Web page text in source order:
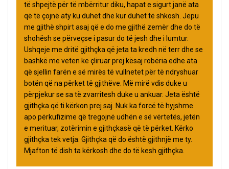
të shpejtë për të mbërritur diku, hapat e sigurt janë ata
që të çojnë aty ku duhet dhe kur duhet të shkosh. Jepu
me gjithë shpirt asaj që e do me gjithë zemër dhe do të
shohësh se përveçse i pasur do të jesh dhe i lumtur.
Ushqeje me dritë gjithçka që jeta ta kredh në terr dhe se
bashkë me veten ke çliruar prej kësaj robëria edhe ata
që sjellin farën e së mirës të vullnetet për të ndryshuar
botën që na përket të gjithëve. Më mirë vdis duke u
përpjekur se sa të zvarritesh duke u ankuar. Jeta është
gjithçka që ti kërkon prej saj. Nuk ka forcë të hyjshme
apo përkufizime që tregojnë udhën e së vërtetës, jetën
e merituar, zotërimin e gjithçkasë që të përket. Kërko
gjithçka tek vetja. Gjithçka që do është gjithnjë me ty.
Mjafton të dish ta kërkosh dhe do të kesh gjithçka.